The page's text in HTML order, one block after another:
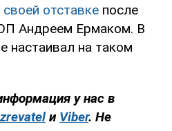
отставке после
Андреем Ермаком. В
настаивал на таком
у нас в
и Viber. Не